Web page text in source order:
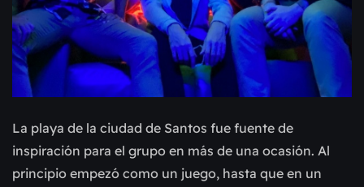
La playa de la ciudad de Santos fue fuente de
inspiración para el grupo en más de una ocasión. Al
principio empezó como un juego, hasta que en un